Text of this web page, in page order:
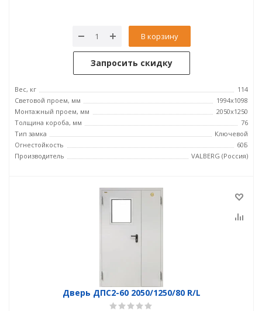
В корзину
Запросить скидку
Вес, кг
114
Световой проем, мм
1994x1098
Монтажный проем, мм
2050x1250
Толщина короба, мм
76
Тип замка
Ключевой
Огнестойкость
60Б
Производитель
VALBERG (Россия)
Дверь ДПC2-60 2050/1250/80 R/L